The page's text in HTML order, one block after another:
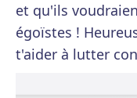
et qu'ils
égoïstes !
t'aider à lutter